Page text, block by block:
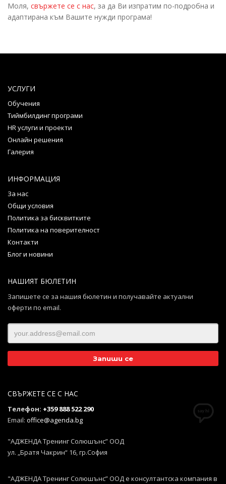
Моля, свържете се с нас, за да Ви изпратим по-подробна и
адаптирана към Вашите нужди програма!
УСЛУГИ
Обучения
Тиймбилдинг програми
HR услуги и проекти
Онлайн решения
Галерия
ИНФОРМАЦИЯ
За нас
Общи условия
Политика за бисквитките
Политика на поверителност
Контакти
Блог и новини
НАШИЯТ БЮЛЕТИН
Запишете се за нашия бюлетин и получавайте актуални
оферти по email.
СВЪРЖЕТЕ СЕ С НАС
Телефон: +359 888 522 290
Email: office@agenda.bg
"АДЖЕНДА Тренинг Солюшънс” ООД
ул. „Братя Чакрин“ 16, гр.София
"АДЖЕНДА Тренинг Солюшънс” ООД е консултантска компания в